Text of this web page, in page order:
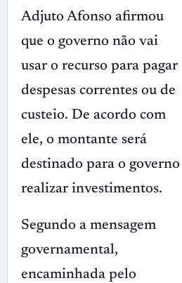
Adjuto Afonso afirmou
que o governo não vai
usar o recurso para pagar
despesas correntes ou de
custeio. De acordo com
ele, o montante será
destinado para o governo
realizar investimentos.
Segundo a mensagem
governamental,
encaminhada pelo